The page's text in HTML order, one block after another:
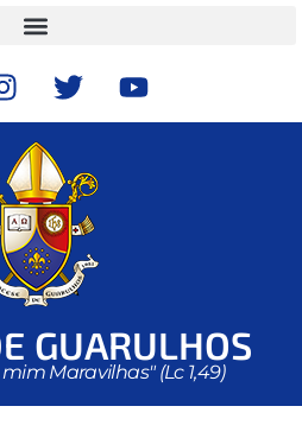
GUARULHOS
Maravilhas" (Lc 1,49)